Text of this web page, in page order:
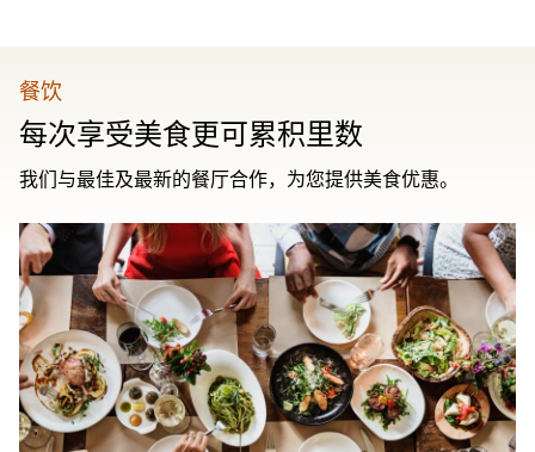
餐饮
每次享受美食更可累积里数
我们与最佳及最新的餐厅合作，为您提供美食优惠。